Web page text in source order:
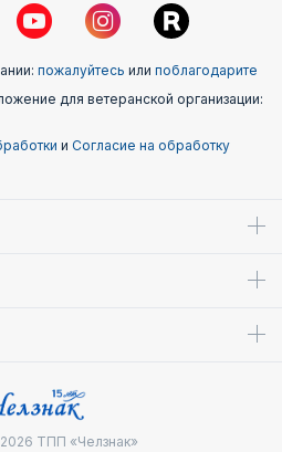
пожалуйтесь или поблагодарите
для ветеранской организации:
и Согласие на обработку
ТПП «Челзнак»